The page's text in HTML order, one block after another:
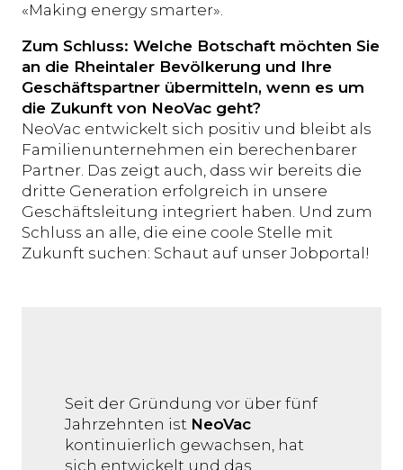
«Making energy smarter».
Zum Schluss: Welche Botschaft möchten Sie
an die Rheintaler Bevölkerung und Ihre
Geschäftspartner übermitteln, wenn es um
die Zukunft von NeoVac geht?
NeoVac entwickelt sich positiv und bleibt als
Familienunternehmen ein berechenbarer
Partner. Das zeigt auch, dass wir bereits die
dritte Generation erfolgreich in unsere
Geschäftsleitung integriert haben. Und zum
Schluss an alle, die eine coole Stelle mit
Zukunft suchen: Schaut auf unser Jobportal!
Seit der Gründung vor über fünf
Jahrzehnten ist NeoVac
kontinuierlich gewachsen, hat
sich entwickelt und das